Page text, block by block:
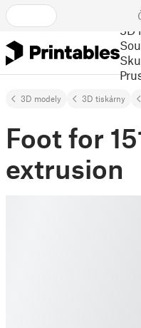
3D
3D modely 3D tiskárny
Foot for
extrusion